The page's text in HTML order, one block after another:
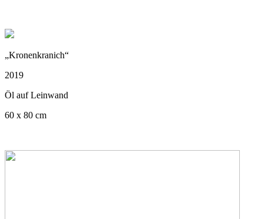
„Kronenkranich“
2019
Öl auf Leinwand
60 x 80 cm